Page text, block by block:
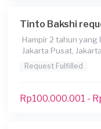
Tinto Bakshi
Hampir 2 tahun yang
Jakarta Pusat, Jakarta
Request Fulfilled
Rp100.000.001 -